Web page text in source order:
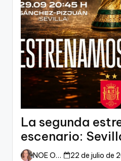
La segunda
escenario:
esperan a
NOE ORTIZ 22 de julio de